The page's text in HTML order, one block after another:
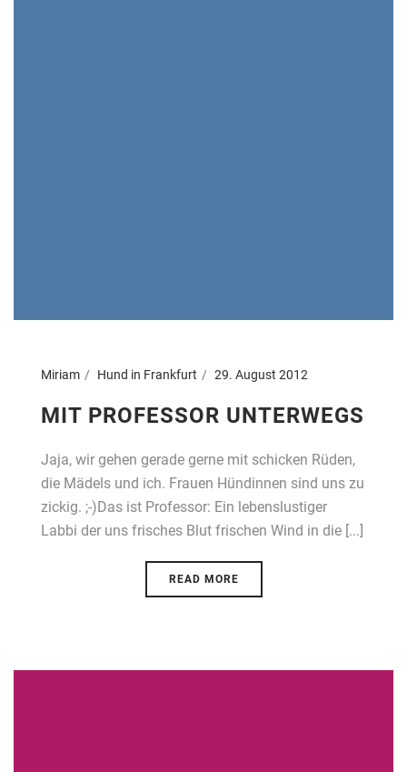
Miriam Hund in Frankfurt 29. August 2012
MIT PROFESSOR UNTERWEGS
Jaja, wir gehen gerade gerne mit schicken Rüden,
die Mädels und ich. Frauen Hündinnen sind uns zu
zickig. ;-)Das ist Professor: Ein lebenslustiger
Labbi der uns frisches Blut frischen Wind in die [...]
READ MORE